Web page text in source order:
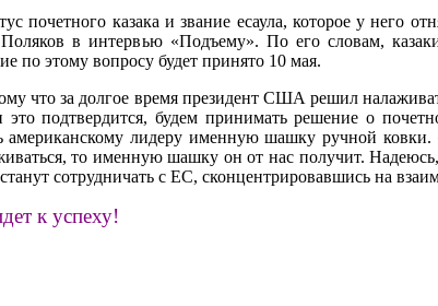
почетного казака и звание есаула, которое у него
в интервью «Подъему». По его словам,
по этому вопросу будет принято 10 мая.
что за долгое время президент США решил
подтвердится, будем принимать решение о
американскому лидеру именную шашку ручной
то именную шашку он от нас получит.
сотрудничать с ЕС, сконцентрировавшись на
к успеху!